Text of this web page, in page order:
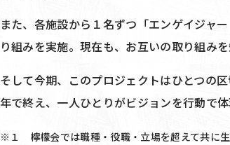
また、各施設から１名ずつ「エンゲイジャー
り組みを実施。現在も、お互いの取り組み
そして今期、このプロジェクトはひとつの
年で終え、一人ひとりがビジョンを行動で
※１ 檸檬会では職種・役職・立場を超えて共に生